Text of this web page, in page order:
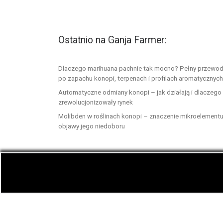
Ostatnio na Ganja Farmer:
Dlaczego marihuana pachnie tak mocno? Pełny
po zapachu konopi, terpenach i profilach aromatycznych
Automatyczne odmiany konopi – jak działają i dlaczego
zrewolucjonizowały rynek
Molibden w roślinach konopi – znaczenie
objawy jego niedoboru